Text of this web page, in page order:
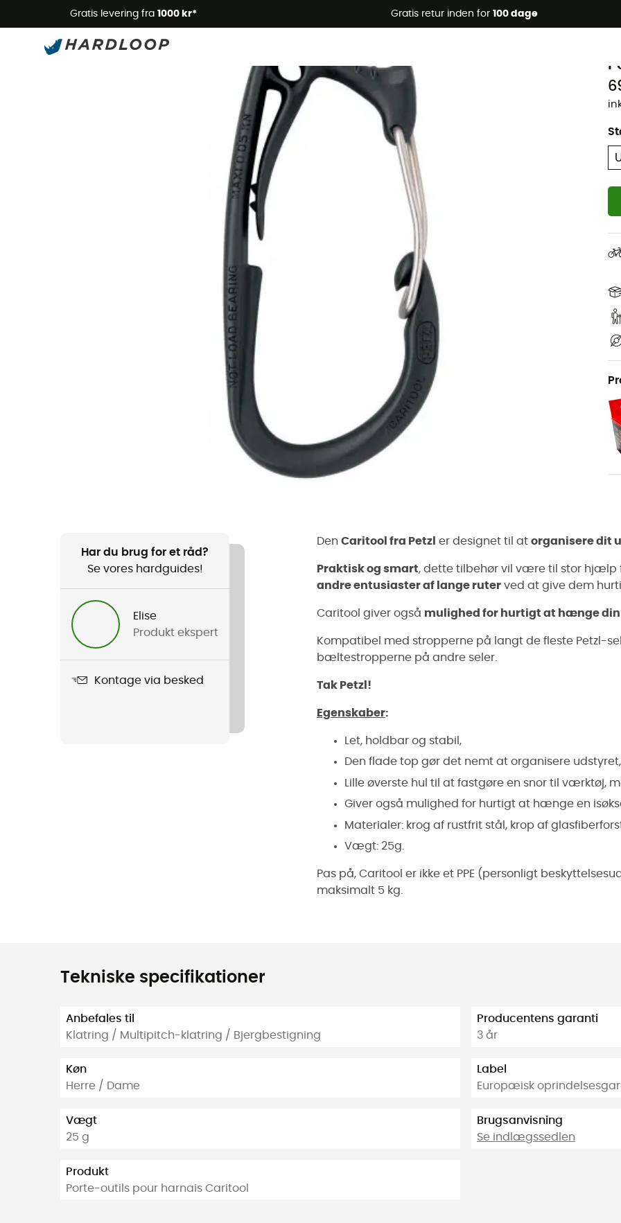
Gratis levering fra 1000 kr* Gratis retur inden for 100 dage
Øko-fremstillet
Har du brug for et råd?
Se vores hardguides!
Elise
Produkt ekspert
Kontage via besked
Den Caritool fra Petzl er designet til at organisere dit
Praktisk og smart, dette tilbehør vil være til stor hjælp
andre entusiaster af lange ruter ved at give dem
Caritool giver også mulighed for hurtigt at hænge din
Kompatibel med stropperne på langt de fleste Petzl-
bæltestropperne på andre seler
Tak Petzl!
Egenskaber:
Let, holdbar og stabil,
Den flade top gør det nemt at organisere
Lille øverste hul til at fastgøre en snor til værktøj,
Giver også mulighed for hurtigt at hænge en
Materialer: krog af rustfrit stål, krop af
Vægt: 25g.
Pas på, Caritool er ikke et PPE (personligt
maksimalt 5 kg.
Tekniske specifikationer
Anbefales til
Klatring / Multipitch-klatring / Bjergbestigning
Køn
Herre / Dame
Vægt
25 g
Produkt
Porte-outils pour harnais Caritool
Producentens garanti
3 år
Label
Europæisk
Brugsanvisning
Se indlægssedlen